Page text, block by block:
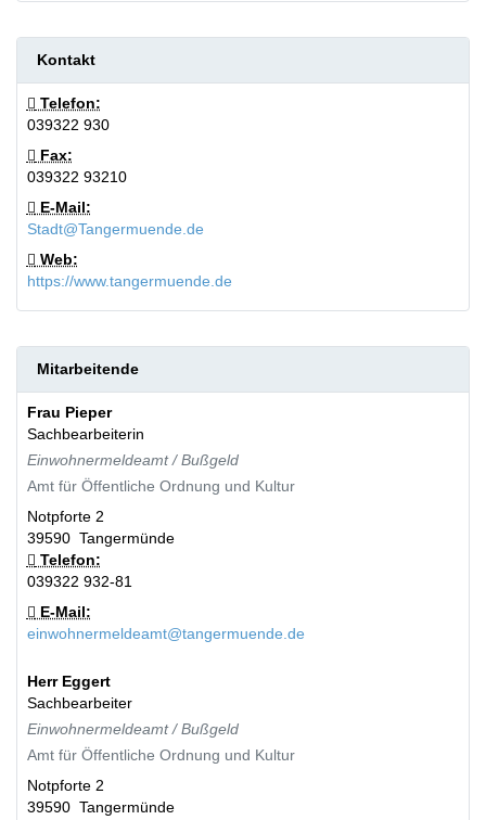
Kontakt
Telefon:
039322 930
Fax:
039322 93210
E-Mail:
Stadt@Tangermuende.de
Web:
https://www.tangermuende.de
Mitarbeitende
Frau Pieper
Sachbearbeiterin
Einwohnermeldeamt / Bußgeld
Amt für Öffentliche Ordnung und Kultur
Notpforte 2
39590 Tangermünde
Telefon:
039322 932-81
E-Mail:
einwohnermeldeamt@tangermuende.de
Herr Eggert
Sachbearbeiter
Einwohnermeldeamt / Bußgeld
Amt für Öffentliche Ordnung und Kultur
Notpforte 2
39590 Tangermünde